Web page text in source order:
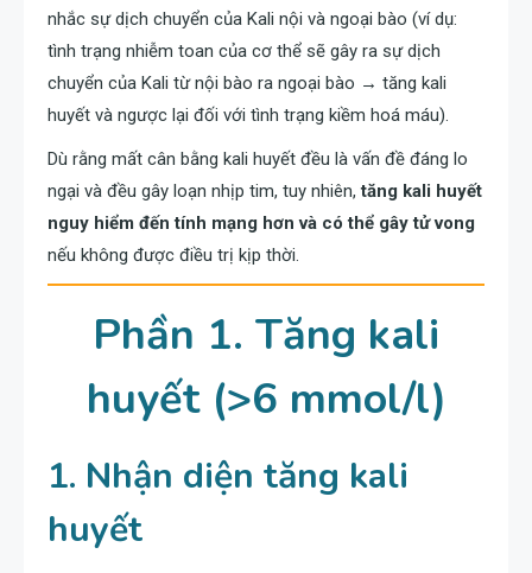
nhắc sự dịch chuyển của Kali nội và ngoại bào (ví dụ:
tình trạng nhiễm toan của cơ thể sẽ gây ra sự dịch
chuyển của Kali từ nội bào ra ngoại bào → tăng kali
huyết và ngược lại đối với tình trạng kiềm hoá máu).
Dù rằng mất cân bằng kali huyết đều là vấn đề đáng lo
ngại và đều gây loạn nhịp tim, tuy nhiên,tăng kali huyết
nguy hiểm đến tính mạng hơn và có thể gây tử vong
nếu không được điều trị kịp thời.
Phần 1. Tăng kali
huyết (>6 mmol/l)
1. Nhận diện tăng kali
huyết